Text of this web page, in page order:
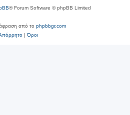
® Forum Software © phpBB Limited
από το phpbbgr.com
|Όροι